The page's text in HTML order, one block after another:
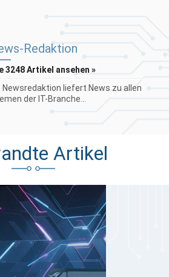
Redaktion
3248 Artikel ansehen »
Newsredaktion liefert News zu allen
der IT-Branche...
Artikel